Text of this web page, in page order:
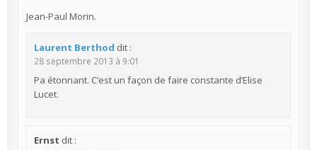
Jean-Paul Morin.
Laurent Berthod dit :
28 septembre 2013 à 9:01
Pa étonnant. C’est un façon de faire constante d’Elise
Lucet.
Ernst dit :